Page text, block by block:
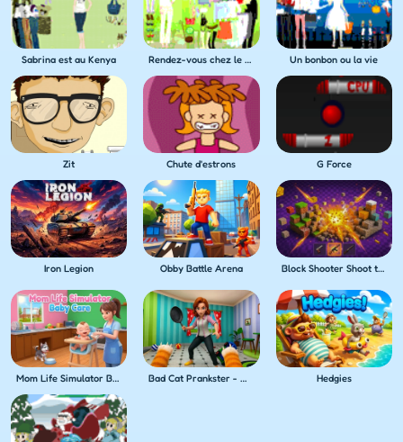
Sabrina est au Kenya Rendez-vous chez le dentiste Un bonbon ou la vie
Zit Chute d'estrons G Force
Iron Legion Obby Battle Arena Block Shooter Shoot the Blocks!
Mom Life Simulator Baby Care Bad Cat Prankster - Mom's Return Hedgies